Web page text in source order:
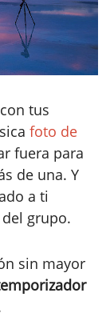
tus
foto de
fuera para
de una. Y
a ti
grupo.
sin mayor